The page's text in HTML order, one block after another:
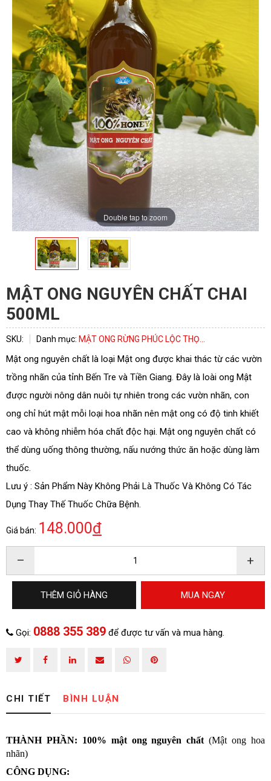
Double tap to zoom
MẬT ONG NGUYÊN CHẤT CHAI
500ML
SKU: Danh mục: MẬT ONG RỪNG PHÚC LỘC THỌ...
Mật ong nguyên chất là loại Mật ong được khai thác từ các vườn
trồng nhãn của tỉnh Bến Tre và Tiền Giang. Đây là loài ong Mật
được người nông dân nuôi tự nhiên trong các vườn nhãn, con
ong chỉ hút mật mỗi loại hoa nhãn nên mật ong có độ tinh khiết
cao và không nhiễm hóa chất độc hại. Mật ong nguyên chất có
thể dùng uống thông thường, nấu nướng thức ăn hoặc dùng làm
thuốc.
Lưu ý : Sản Phẩm Này Không Phải Là Thuốc Và Không Có Tác
Dụng Thay Thế Thuốc Chữa Bệnh.
Giá bán: 148.000đ
– +
THÊM GIỎ HÀNG MUA NGAY
Gọi: 0888 355 389 để được tư vấn và mua hàng.
CHI TIẾT BÌNH LUẬN
THÀNH PHẦN: 100% mật ong nguyên chất(Mật ong hoa
nhãn)
CÔNG DỤNG:
ĐĂNG KÝ TƯ VẤN
HOÀN THÀNH